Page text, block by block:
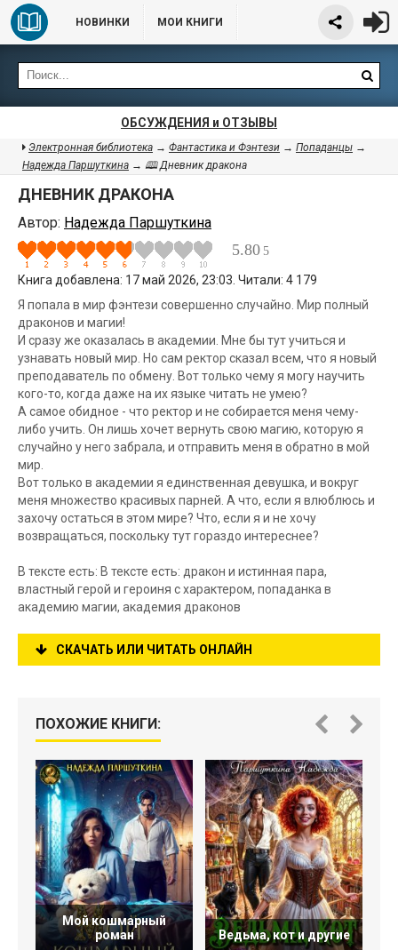
НОВИНКИ МОИ КНИГИ
ОБСУЖДЕНИЯ и ОТЗЫВЫ
Электронная библиотека → Фантастика и Фэнтези → Попаданцы →
Надежда Паршуткина → 🕮 Дневник дракона
ДНЕВНИК ДРАКОНА
Автор: Надежда Паршуткина
5.80 5
Книга добавлена: 17 май 2026, 23:03. Читали: 4 179
Я попала в мир фэнтези совершенно случайно. Мир полный
драконов и магии!
И сразу же оказалась в академии. Мне бы тут учиться и
узнавать новый мир. Но сам ректор сказал всем, что я новый
преподаватель по обмену. Вот только чему я могу научить
кого-то, когда даже на их языке читать не умею?
А самое обидное - что ректор и не собирается меня чему-
либо учить. Он лишь хочет вернуть свою магию, которую я
случайно у него забрала, и отправить меня в обратно в мой
мир.
Вот только в академии я единственная девушка, и вокруг
меня множество красивых парней. А что, если я влюблюсь и
захочу остаться в этом мире? Что, если я и не хочу
возвращаться, поскольку тут гораздо интереснее?
В тексте есть: В тексте есть: дракон и истинная пара,
властный герой и героиня с характером, попаданка в
академию магии, академия драконов
СКАЧАТЬ ИЛИ ЧИТАТЬ ОНЛАЙН
ПОХОЖИЕ КНИГИ:
Мой кошмарный
роман
Ведьма, кот и другие